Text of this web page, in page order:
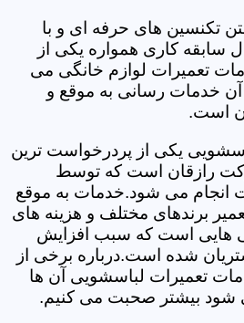
تکنسین های حرفه ای و با
با میانگین ۱۱ سال سابقه کاری همواره یکی از
تعمیرات لوازم خانگی می
خدمات رسانی به موقع و
است.
یکی از پردرخواست ترین
رازقان است که توسط
انجام می شود.خدمات به موقع
برندهای مختلف و هزینه های
هایی است که سبب افزایش
شده است.درباره برخی از
تعمیرات لباسشویی آن ها
شود بیشتر صحبت می کنیم.